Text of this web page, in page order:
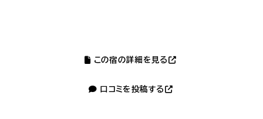
この宿の詳細を見る
口コミを投稿する